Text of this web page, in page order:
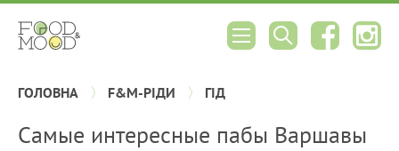
ГОЛОВНА F&M-РІДИ ГІД
Самые интересные пабы Варшавы